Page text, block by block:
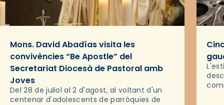
Mons. David Abadías visita les
convivències “Be Apostle” del
Secretariat Diocesà de Pastoral amb
Joves
Del 28 de juliol al 2 d'agost, al voltant d'un
centenar d'adolescents de parròquies de